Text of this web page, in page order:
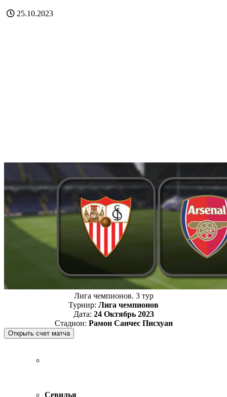
25.10.2023
Лига чемпионов. 3 тур
Турнир: Лига чемпионов
Дата: 24 Октябрь 2023
Стадион: Рамон Санчес Писхуан
Севилья